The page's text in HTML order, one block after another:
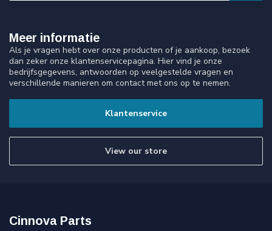
Meer informatie
Als je vragen hebt over onze producten of je aankoop, bezoek
dan zeker onze klantenservicepagina. Hier vind je onze
bedrijfsgegevens, antwoorden op veelgestelde vragen en
verschillende manieren om contact met ons op te nemen.
Klantenservice
View our store
Cinnova Parts